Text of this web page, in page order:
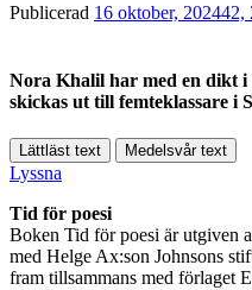
Publicerad 16 oktober, 202442,
Nora Khalil har med en dikt
skickas ut till femteklassare i
Lättläst text Medelsvår text
Lyssna
Tid för poesi
Boken Tid för poesi är utgiven
med Helge Ax:son Johnsons
fram tillsammans med förlaget